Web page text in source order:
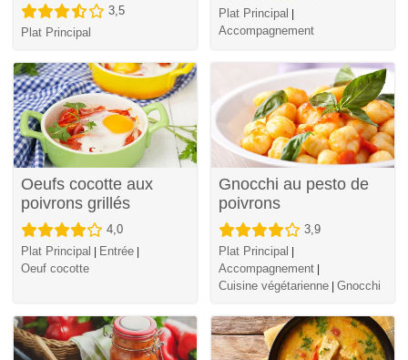
3,5
Plat Principal
Plat Principal
Accompagnement
Oeufs cocotte aux
poivrons grillés
4,0
Plat Principal
Entrée
Oeuf cocotte
Gnocchi au pesto de
poivrons
3,9
Plat Principal
Accompagnement
Cuisine végétarienne Gnocchi